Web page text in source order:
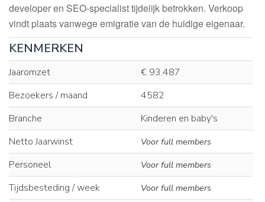
developer en SEO-specialist tijdelijk betrokken. Verkoop
vindt plaats vanwege emigratie van de huidige eigenaar.
KENMERKEN
Jaaromzet
€ 93.487
Bezoekers / maand
4582
Branche
Kinderen en baby's
Netto Jaarwinst
Voor full members
Personeel Voor full members
Tijdsbesteding / week Voor full members